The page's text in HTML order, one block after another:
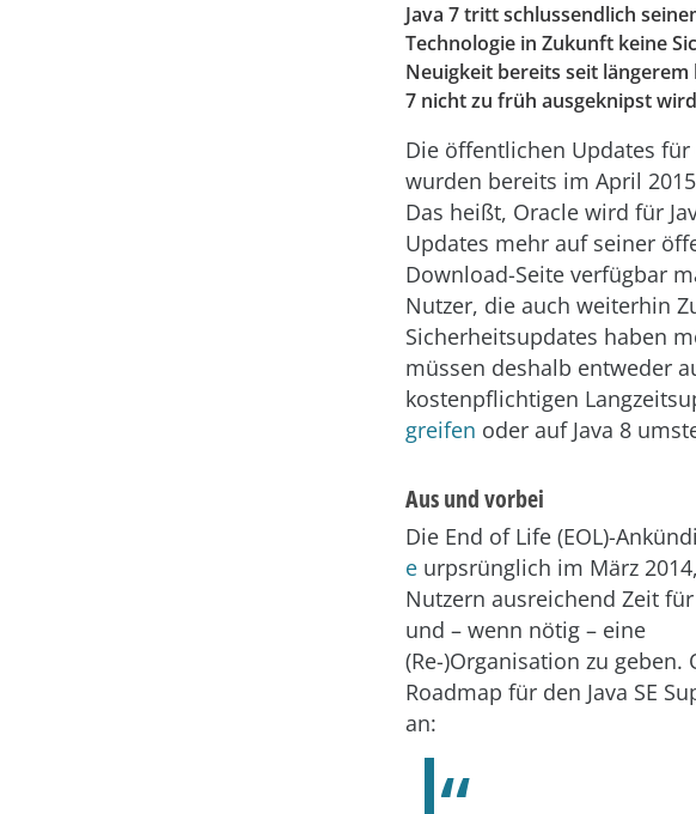
Java 7 tritt schlussendlich
Technologie in Zukunft keine
Neuigkeit bereits seit
7 nicht zu früh ausgeknipst
Die öffentlichen Updates für
wurden bereits im April 2015
Das heißt, Oracle wird für
Updates mehr auf seiner
Download-Seite verfügbar
Nutzer, die auch weiterhin
Sicherheitsupdates haben
müssen deshalb entweder
kostenpflichtigen
greifen oder auf Java 8
Aus und vorbei
Die End of Life (EOL)-
e urpsrünglich im März
Nutzern ausreichend Zeit
und – wenn nötig – eine
(Re-)Organisation zu geben.
Roadmap für den Java SE
an: